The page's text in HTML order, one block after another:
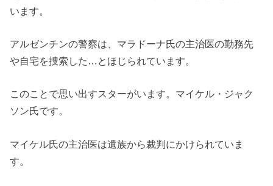
います。
アルゼンチンの警察は、マラドーナ氏の主治医の勤務先
や自宅を捜索した…とほじられています。
このことで思い出すスターがいます。マイケル・ジャク
ソン氏です。
マイケル氏の主治医は遺族から裁判にかけられていま
す。